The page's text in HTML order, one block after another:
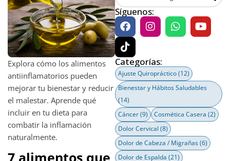
Explora cómo los alimentos
antiinflamatorios pueden
mejorar tu bienestar y reducir
el malestar. Aprende qué
incluir en tu dieta para
combatir la inflamación
naturalmente.
7 alimentos que
Síguenos:
Categorías:
Ajuste Quiropráctico(12)
Bienestar y Hábitos Saludables
(14)
Cáncer(9) Cosmética Casera (2)
Dolor Cervical (8)
Dolor de Cabeza / Migrañas(6)
Dolor de Espalda (21)